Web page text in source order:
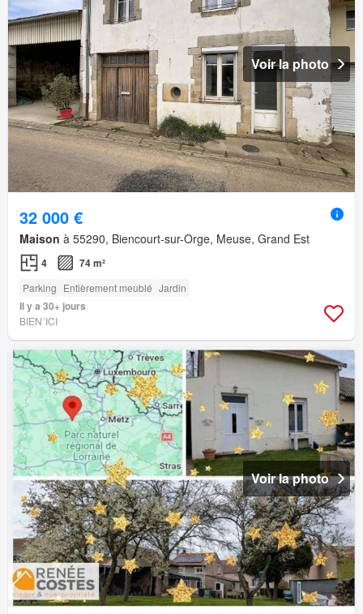
Voir la photo
32 000 €
Maison à 55290, Biencourt-sur-Orge, Meuse, Grand Est
4 74 m²
Parking Entièrement meublé Jardin
Il y a 30+ jours
BIEN´ICI
Voir la photo